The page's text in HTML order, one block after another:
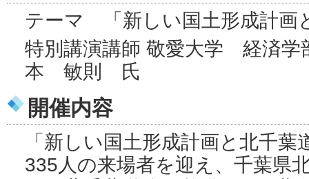
テーマ 「新しい国土形成計
特別講演講師 敬愛大学 経済
本 敏則 氏
開催内容
「新しい国土形成計画と北千
335人の来場者を迎え、千葉県